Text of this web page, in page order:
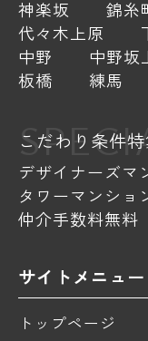
神楽坂
錦糸
代々木上原
中野
中野坂
板橋
練馬
こだわり条件
デザイナーズマ
タワーマンショ
仲介手数料無料
サイトメニュー
トップページ